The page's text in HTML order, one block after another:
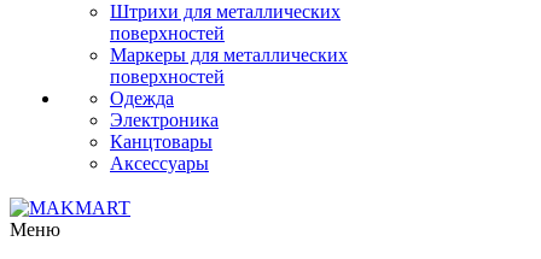
Штрихи для металлических
поверхностей
Маркеры для металлических
поверхностей
Одежда
Электроника
Канцтовары
Аксессуары
Меню